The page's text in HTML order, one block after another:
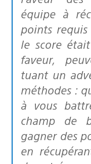
équipe à
points requis
le score
faveur,
tuant un
méthodes :
à vous
champ de
gagner des
en